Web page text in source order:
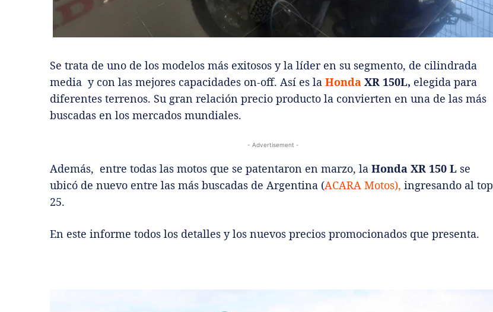
Se trata de uno de los modelos más exitosos y la líder en su segmento, de cilindrada
media y con las mejores capacidades on-off. Así es la Honda XR 150L, elegida para
diferentes terrenos. Su gran relación precio producto la convierten en una de las más
buscadas en los mercados mundiales.
- Advertisement -
Además, entre todas las motos que se patentaron en marzo, la Honda XR 150 L se
ubicó de nuevo entre las más buscadas de Argentina (ACARA Motos), ingresando al top
25.
En este informe todos los detalles y los nuevos precios promocionados que presenta.